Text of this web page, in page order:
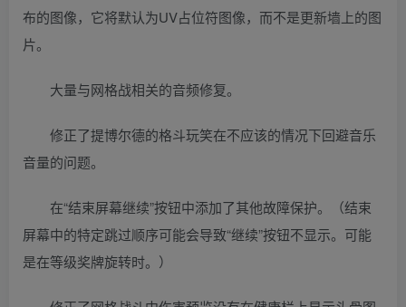
布的图像，它将默认为UV占位符图像，而不是更新墙上的图
片。
大量与网格战相关的音频修复。
修正了提博尔德的格斗玩笑在不应该的情况下回避音乐
音量的问题。
在“结束屏幕继续”按钮中添加了其他故障保护。（结束
屏幕中的特定跳过顺序可能会导致“继续”按钮不显示。可能
是在等级奖牌旋转时。）